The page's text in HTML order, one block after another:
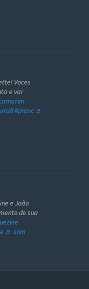
Voces
e vai
#pravc ♬
e João
de sua
♬ som